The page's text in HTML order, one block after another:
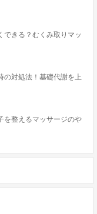
できる？むくみ取りマッ
の対処法！基礎代謝を上
を整えるマッサージのや